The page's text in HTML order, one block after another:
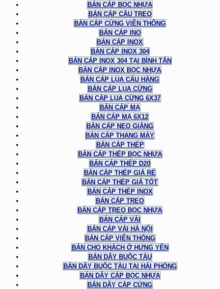
BÁN CÁP BỌC NHỰA
BÁN CÁP CẦU TREO
BÁN CÁP CỨNG VIỄN THÔNG
BÁN CÁP INO
BÁN CÁP INOX
BÁN CÁP INOX 304
BÁN CÁP INOX 304 TẠI BÌNH TÂN
BÁN CÁP INOX BỌC NHỰA
BÁN CÁP LỤA CẨU HÀNG
BÁN CÁP LỤA CỨNG
BÁN CÁP LỤA CỨNG 6X37
BÁN CÁP MẠ
BÁN CÁP MẠ 6X12
BÁN CÁP NEO GIẰNG
BÁN CÁP THANG MÁY
BÁN CÁP THÉP
BÁN CÁP THÉP BỌC NHỰA
BÁN CÁP THÉP D20
BÁN CÁP THÉP GIÁ RẺ
BÁN CÁP THÉP GIÁ TỐT
BÁN CÁP THÉP INOX
BÁN CÁP TREO
BÁN CÁP TREO BỌC NHỰA
BÁN CÁP VẢI
BÁN CÁP VẢI HÀ NỘI
BÁN CÁP VIỄN THÔNG
BÁN CHO KHÁCH Ở HƯNG YÊN
BÁN DÂY BUỘC TÀU
BÁN DÂY BUỘC TÀU TẠI HẢI PHÒNG
BÁN DÂY CÁP BỌC NHỰA
BÁN DÂY CÁP CỨNG